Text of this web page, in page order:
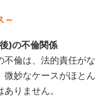
～
)の不倫関係
不倫は、法的責任がな
微妙なケースがほとん
りません。